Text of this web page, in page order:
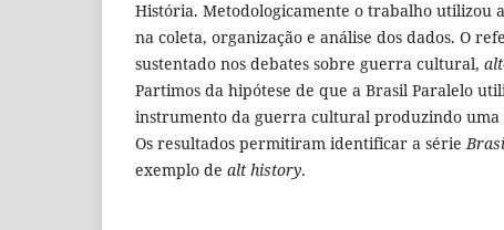
História. Metodologicamente o trabalho utilizou
na coleta, organização e análise dos dados. O
sustentado nos debates sobre guerra cultural,
Partimos da hipótese de que a Brasil Paralelo
instrumento da guerra cultural produzindo uma
Os resultados permitiram identificar a série
exemplo de alt history.